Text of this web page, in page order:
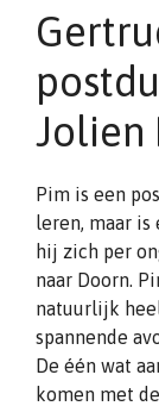
Jolien
Pim is een
leren, maar
hij zich per
naar Doorn.
natuurlijk
spannende
De één wat
komen met